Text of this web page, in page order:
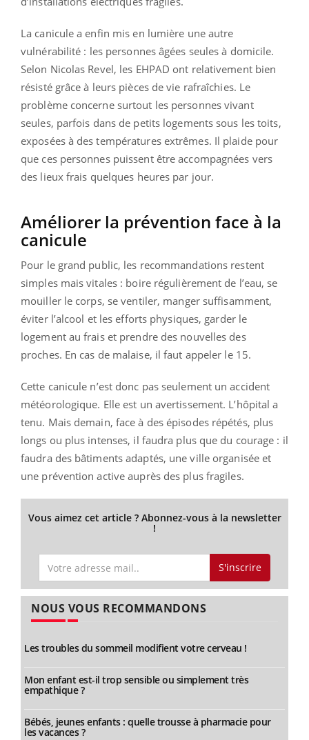
La canicule a enfin mis en lumière une autre
vulnérabilité : les personnes âgées seules à domicile.
Selon Nicolas Revel, les EHPAD ont relativement bien
résisté grâce à leurs pièces de vie rafraîchies. Le
problème concerne surtout les personnes vivant
seules, parfois dans de petits logements sous les toits,
exposées à des températures extrêmes. Il plaide pour
que ces personnes puissent être accompagnées vers
des lieux frais quelques heures par jour.
Améliorer la prévention face à la
canicule
Pour le grand public, les recommandations restent
simples mais vitales : boire régulièrement de l’eau, se
mouiller le corps, se ventiler, manger suffisamment,
éviter l’alcool et les efforts physiques, garder le
logement au frais et prendre des nouvelles des
proches. En cas de malaise, il faut appeler le 15.
Cette canicule n’est donc pas seulement un accident
météorologique. Elle est un avertissement. L’hôpital a
tenu. Mais demain, face à des épisodes répétés, plus
longs ou plus intenses, il faudra plus que du courage : il
faudra des bâtiments adaptés, une ville organisée et
une prévention active auprès des plus fragiles.
Vous aimez cet article ? Abonnez-vous à la newsletter
!
S'inscrire
NOUS VOUS RECOMMANDONS
Les troubles du sommeil modifient votre cerveau !
Mon enfant est-il trop sensible ou simplement très
empathique ?
Bébés, jeunes enfants : quelle trousse à pharmacie pour
les vacances ?